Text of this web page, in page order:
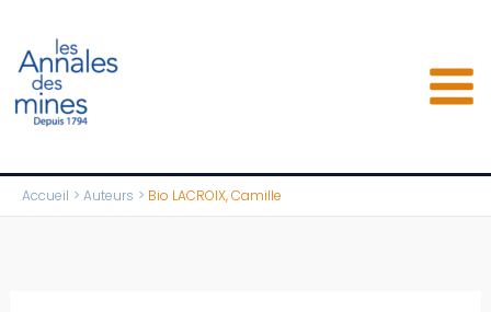
contenu
Accueil Auteurs Bio LACROIX, Camille